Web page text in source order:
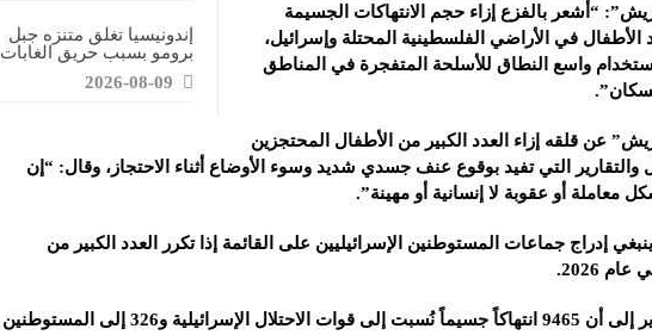
إندونيسيا تغلق متنزه جبل
برومو بسبب حريق الغابات
2026-08-09
“أشعر بالفزع إزاء حجم الانتهاكات الجسيمة
الأطفال في الأراضي الفلسطينية المحتلة وإسرائيل،
واسع النطاق للأسلحة المتفجرة في المناطق
عن قلقه إزاء العدد الكبير من الأطفال المحتجزين
والتقارير التي تفيد بوقوع عنف جسدي شديد وسوء ‏الأوضاع أثناء الاحتجاز، وقال: “إن
معاملة أو عقوبة لا إنسانية أو مهينة”.‏
إدراج جماعات المستوطنين الإسرائيليين على القائمة إذا تكرر العدد الكبير من
2026.‏
وأشار التقرير إلى أن 9465 انتهاكاً جسيماً نُسبت إلى قوات الاحتلال الإسرائيلية و326 إلى المستوطنين